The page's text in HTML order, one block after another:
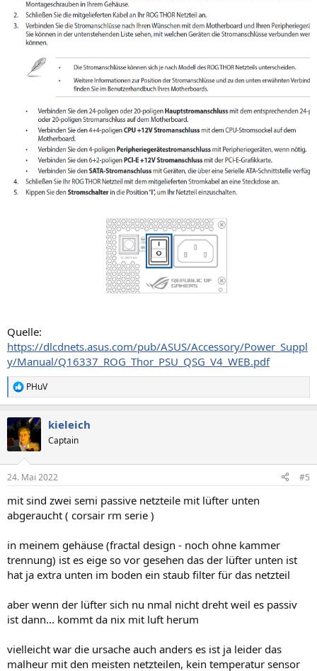
Quelle:
https://dlcdnets.asus.com/pub/ASUS/Accessory/Power_Suppl
y/Manual/Q16337_ROG_Thor_PSU_QSG_V4_WEB.pdf
R
e
k
t
i
e
:
PHuV
kieleich
Captain
24. Mai 2022 #5
mit sind zwei semi passive netzteile mit lüfter unten
abgeraucht ( corsair rm serie )
in meinem gehäuse (fractal design - noch ohne kammer
trennung) ist es eige so vor gesehen das der lüfter unten ist
hat ja extra unten im boden ein staub filter für das netzteil
aber wenn der lüfter sich nu nmal nicht dreht weil es passiv
ist dann... kommt da nix mit luft herum
vielleicht war die ursache auch anders es ist ja leider das
malheur mit den meisten netzteilen, kein temperatur sensor